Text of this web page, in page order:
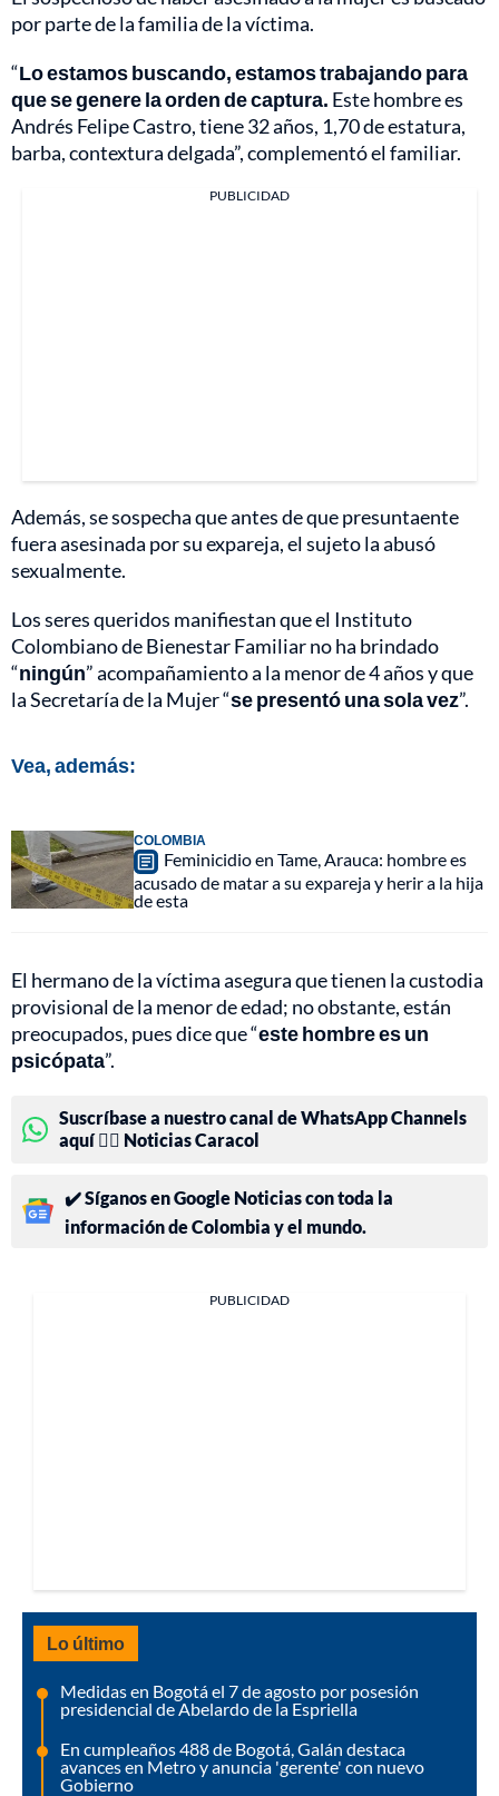
por parte de la familia de la víctima.
“Lo estamos buscando, estamos trabajando para
que se genere la orden de captura. Este hombre es
Andrés Felipe Castro, tiene 32 años, 1,70 de estatura,
barba, contextura delgada”, complementó el familiar.
PUBLICIDAD
Además, se sospecha que antes de que presuntaente
fuera asesinada por su expareja, el sujeto la abusó
sexualmente.
Los seres queridos manifiestan que el Instituto
Colombiano de Bienestar Familiar no ha brindado
“ningún” acompañamiento a la menor de 4 años y que
la Secretaría de la Mujer “se presentó una sola vez”.
Vea, además:
COLOMBIA
Feminicidio en Tame, Arauca: hombre es
acusado de matar a su expareja y herir a la hija
de esta
El hermano de la víctima asegura que tienen la custodia
provisional de la menor de edad; no obstante, están
preocupados, pues dice que “este hombre es un
psicópata”.
Suscríbase a nuestro canal de WhatsApp Channels
aquí 👉🏻 Noticias Caracol
✔️ Síganos en Google Noticias con toda la
información de Colombia y el mundo.
PUBLICIDAD
Lo último
Medidas en Bogotá el 7 de agosto por posesión
presidencial de Abelardo de la Espriella
En cumpleaños 488 de Bogotá, Galán destaca
avances en Metro y anuncia 'gerente' con nuevo
Gobierno